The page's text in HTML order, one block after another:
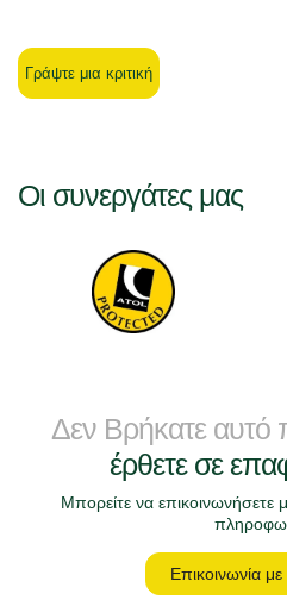
Γράψτε μια κριτική
Οι συνεργάτες μας
Δεν Βρήκατε αυτό
έρθετε σε
Μπορείτε να επικοινωνήσετε
Επικοινωνία